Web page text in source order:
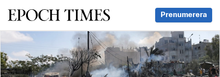
Svenska Epoch Times Prenumerera